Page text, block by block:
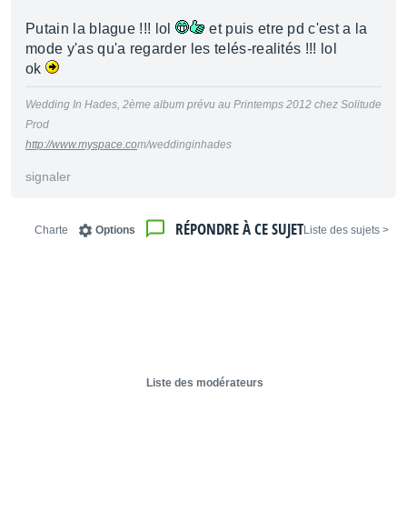
Putain la blague !!! lol
et puis etre pd c'est a la
mode y'as qu'a regarder les telés-realités !!! lol
ok
Wedding In Hades, 2ème album prévu au Printemps 2012 chez Solitude
Prod
http://www.myspace.com/weddinginhades
signaler
< Liste des sujets
RÉPONDRE À CE SUJET
Options
Charte
Liste des modérateurs